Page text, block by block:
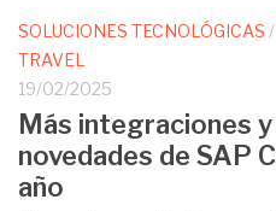
SOLUCIONES TECNOLÓGICAS /
TRAVEL
19/02/2025
Más integraciones
novedades de SAP
año